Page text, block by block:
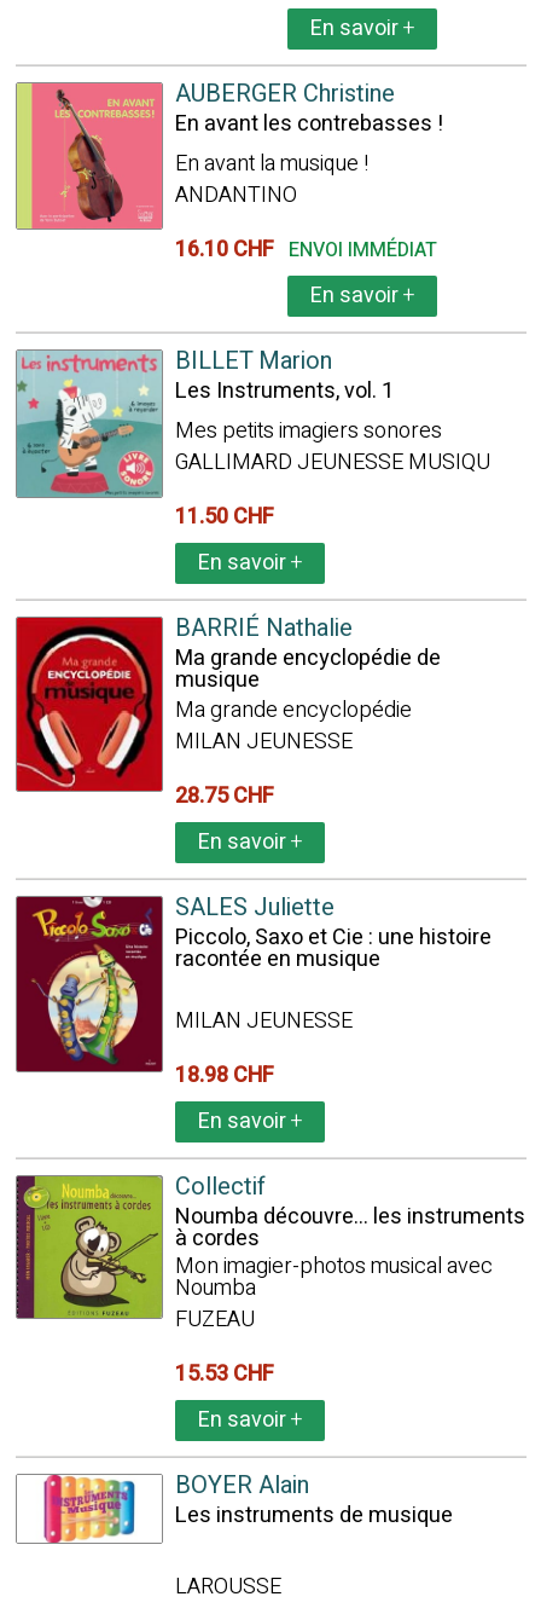
En savoir+
AUBERGER Christine
En avant les contrebasses !
En avant la musique !
ANDANTINO
16.10 CHF ENVOI IMMÉDIAT
En savoir+
BILLET Marion
Les Instruments, vol. 1
Mes petits imagiers sonores
GALLIMARD JEUNESSE MUSIQU
11.50 CHF
En savoir+
BARRIÉ Nathalie
Ma grande encyclopédie de
musique
Ma grande encyclopédie
MILAN JEUNESSE
28.75 CHF
En savoir+
SALES Juliette
Piccolo, Saxo et Cie : une histoire
racontée en musique
MILAN JEUNESSE
18.98 CHF
En savoir+
Collectif
Noumba découvre... les instruments
à cordes
Mon imagier-photos musical avec
Noumba
FUZEAU
15.53 CHF
En savoir+
BOYER Alain
Les instruments de musique
LAROUSSE